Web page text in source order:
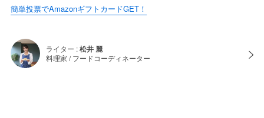
簡単投票でAmazonギフトカードGET！
ライター :松井 麗
料理家 / フードコーディネーター